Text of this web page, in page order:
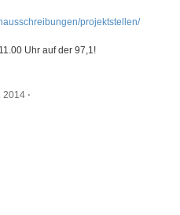
projektstellen/
Uhr auf der 97,1!
2014 ⋅